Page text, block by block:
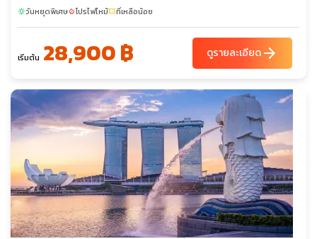
sunnyวันหยุดพิเศษlocal_fire_departmentโปรไฟไหม้confirmation_numberที่เหลือน้อย
เริ่มต้น 28,900 ฿ ดูรายละเอียดarrow_forward